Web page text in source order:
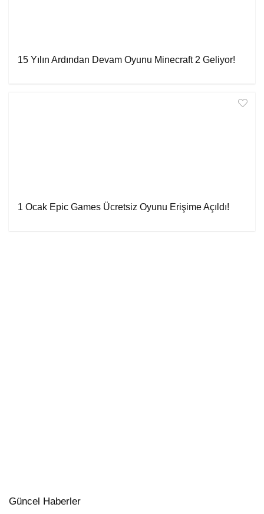
15 Yılın Ardından Devam Oyunu Minecraft 2 Geliyor!
1 Ocak Epic Games Ücretsiz Oyunu Erişime Açıldı!
Güncel Haberler